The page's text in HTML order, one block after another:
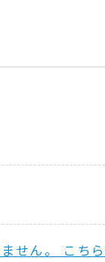
せん。 こち